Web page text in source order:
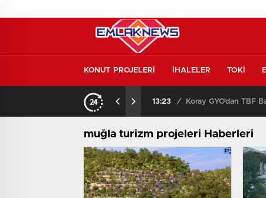
KONUT PROJELERİ İHALELER TOKİ
13:23 / Koray GYO’dan TBF
muğla turizm projeleri Haberleri